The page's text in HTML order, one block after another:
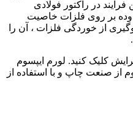
در راکتور فولادی
بر روی فلزات خاصیت
از خوردگی فلزات ، آن را
کلیک کنید. لورم ایپسوم
از صنعت چاپ و با استفاده از